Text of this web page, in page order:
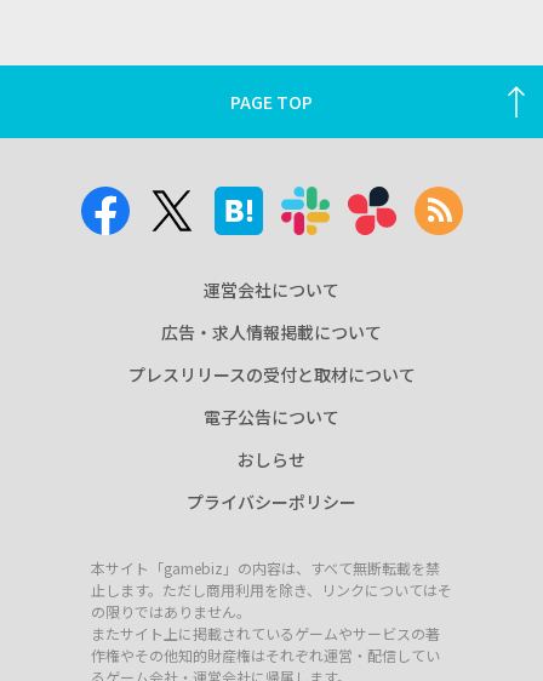
PAGE TOP
運営会社について
広告・求人情報掲載について
プレスリリースの受付と取材について
電子公告について
おしらせ
プライバシーポリシー
本サイト「gamebiz」の内容は、すべて無断転載を禁
止します。ただし商用利用を除き、リンクについてはそ
の限りではありません。
またサイト上に掲載されているゲームやサービスの著
作権やその他知的財産権はそれぞれ運営・配信してい
るゲーム会社・運営会社に帰属します。